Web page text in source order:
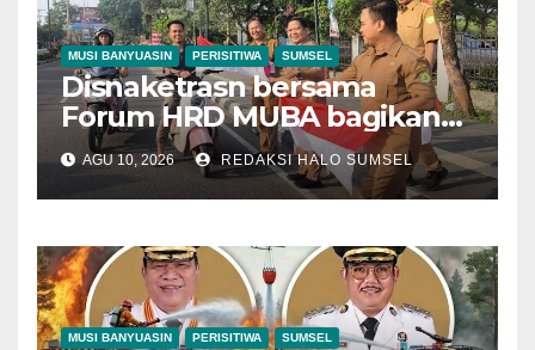
MUSI BANYUASIN PERISITIWA SUMSEL
Disnaketrasn bersama
Forum HRD MUBA bagikan
Bendera Merah Putih Untuk
Warga Muba
AGU 10, 2026 REDAKSI HALO SUMSEL
MUSI BANYUASIN PERISITIWA SUMSEL